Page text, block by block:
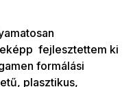
fejlesztettem ki
formálási
plasztikus,